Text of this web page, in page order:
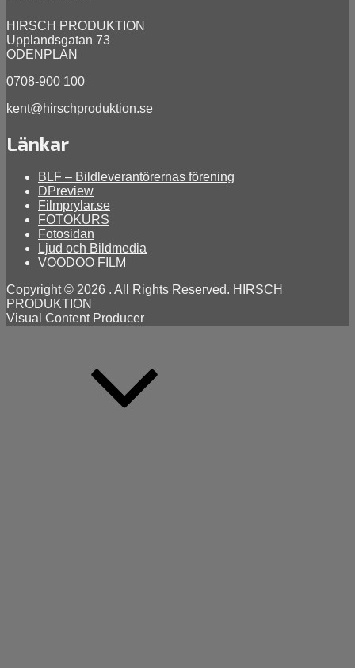
HIRSCH PRODUKTION
Upplandsgatan 73
ODENPLAN
0708-900 100
kent@hirschproduktion.se
Länkar
BLF – Bildleverantörernas förening
DPreview
Filmprylar.se
FOTOKURS
Fotosidan
Ljud och Bildmedia
VOODOO FILM
Copyright © 2026 . All Rights Reserved. HIRSCH
PRODUKTION
Visual Content Producer